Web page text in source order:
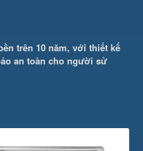
trên 10 năm, với thiết kế
an toàn cho người sử